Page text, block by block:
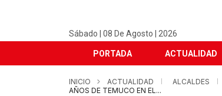
Sábado | 08 De Agosto | 2026
PORTADA ACTUALIDAD
INICIO ACTUALIDAD ALCALDES
AÑOS DE TEMUCO EN EL...